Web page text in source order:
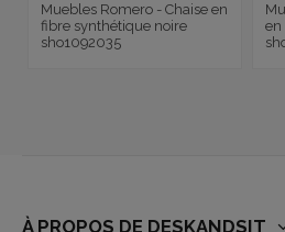
Muebles Romero - Chaise en
fibre synthétique noire
sho1092035
en
À PROPOS DE DESKANDSIT